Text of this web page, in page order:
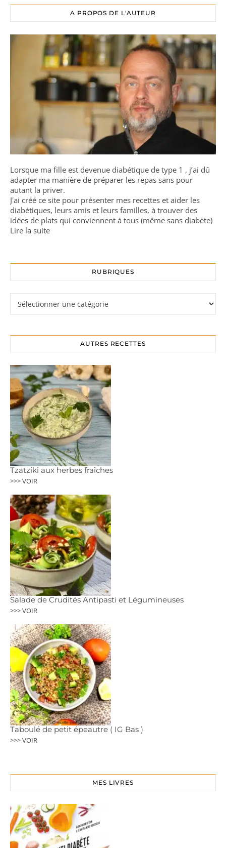
A PROPOS DE L'AUTEUR
Lorsque ma fille est devenue diabétique de type 1 , j’ai dû
adapter ma manière de préparer les repas sans pour
autant la priver.
J'ai créé ce site pour présenter mes recettes et aider les
diabétiques, leurs amis et leurs familles, à trouver des
idées de plats qui conviennent à tous (même sans diabète)
Lire la suite
RUBRIQUES
AUTRES RECETTES
Tzatziki aux herbes fraîches
>>> VOIR
Salade de Crudités Antipasti et Légumineuses
>>> VOIR
Taboulé de petit épeautre ( IG Bas )
>>> VOIR
MES LIVRES